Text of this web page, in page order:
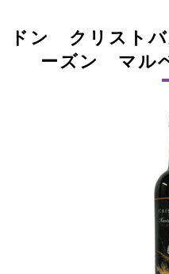
ドン クリスト
ーズン マル